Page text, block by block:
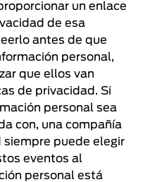
un enlace
de esa
antes de que
personal,
que ellos van
de privacidad. Si
personal sea
con, una compañía
puede elegir
eventos al
personal está